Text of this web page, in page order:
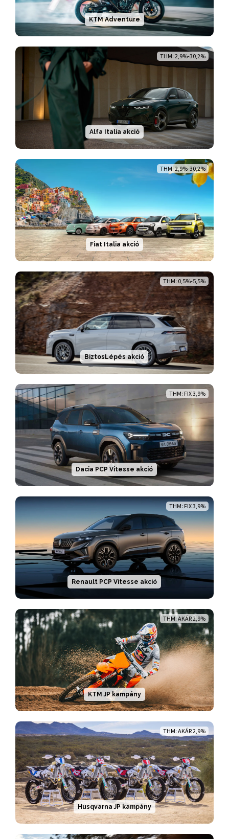
KTM Adventure
THM: 2,9%-30,2%
Alfa Italia akció
THM: 2,9%-30,2%
Fiat Italia akció
THM: 0,5%-5,5%
BiztosLépés akció
THM: FIX 3,9%
Dacia PCP Vitesse akció
THM: FIX 3,9%
Renault PCP Vitesse akció
THM: AKÁR 2,9%
KTM JP kampány
THM: AKÁR 2,9%
Husqvarna JP kampány